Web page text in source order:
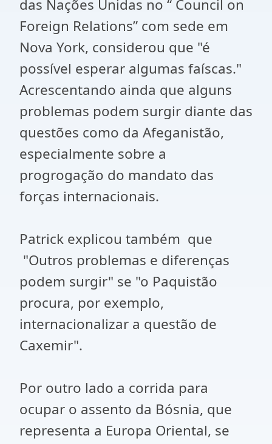
das Nações Unidas no “ Council on
Foreign Relations” com sede em
Nova York, considerou que "é
possível esperar algumas faíscas."
Acrescentando ainda que alguns
problemas podem surgir diante das
questões como da Afeganistão,
especialmente sobre a
progrogação do mandato das
forças internacionais.
Patrick explicou também que
"Outros problemas e diferenças
podem surgir" se "o Paquistão
procura, por exemplo,
internacionalizar a questão de
Caxemir".
Por outro lado a corrida para
ocupar o assento da Bósnia, que
representa a Europa Oriental, se